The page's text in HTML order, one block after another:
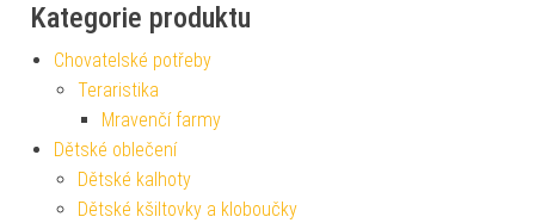
Kategorie produktu
Chovatelské potřeby
Teraristika
Mravenčí farmy
Dětské oblečení
Dětské kalhoty
Dětské kšiltovky a kloboučky